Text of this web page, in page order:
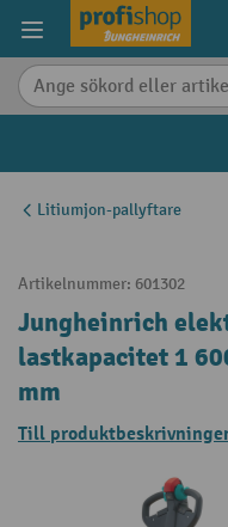
Litiumjon-pallyftare
Artikelnummer: 601302
Jungheinrich
lastkapacitet 1
mm
Till